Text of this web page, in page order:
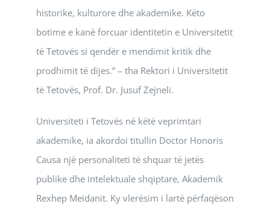
historike, kulturore dhe akademike. Këto
botime e kanë forcuar identitetin e Universitetit
të Tetovës si qendër e mendimit kritik dhe
prodhimit të dijes.” – tha Rektori i Universitetit
të Tetovës, Prof. Dr. Jusuf Zejneli.
Universiteti i Tetovës në këtë veprimtari
akademike, ia akordoi titullin Doctor Honoris
Causa një personaliteti të shquar të jetës
publike dhe intelektuale shqiptare, Akademik
Rexhep Meidanit. Ky vlerësim i lartë përfaqëson